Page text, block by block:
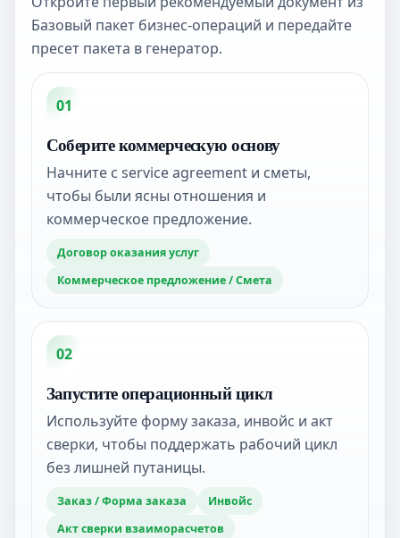
Базовый пакет бизнес-операций и передайте
пресет пакета в генератор.
01
Соберите коммерческую основу
Начните с service agreement и сметы,
чтобы были ясны отношения и
коммерческое предложение.
Договор оказания услуг
Коммерческое предложение / Смета
02
Запустите операционный цикл
Используйте форму заказа, инвойс и акт
сверки, чтобы поддержать рабочий цикл
без лишней путаницы.
Заказ / Форма заказа
Инвойс
Акт сверки взаиморасчетов